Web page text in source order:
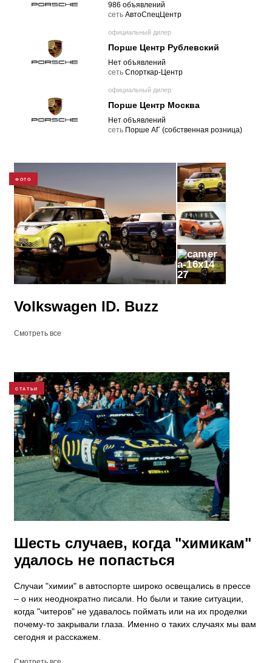
986 объявлений
cеть АвтоСпецЦентр
официальный дилер
Порше Центр Рублевский
Нет объявлений
cеть Спорткар-Центр
официальный дилер
Порше Центр Москва
Нет объявлений
cеть Порше АГ (собственная розница)
ФОТО
27
Volkswagen ID. Buzz
Смотреть все
СТАТЬИ
​Шесть случаев, когда "химикам"
удалось не попасться
Случаи "химии" в автоспорте широко освещались в прессе
– о них неоднократно писали. Но были и такие ситуации,
когда "читеров" не удавалось поймать или на их проделки
почему-то закрывали глаза. Именно о таких случаях мы вам
сегодня и расскажем.